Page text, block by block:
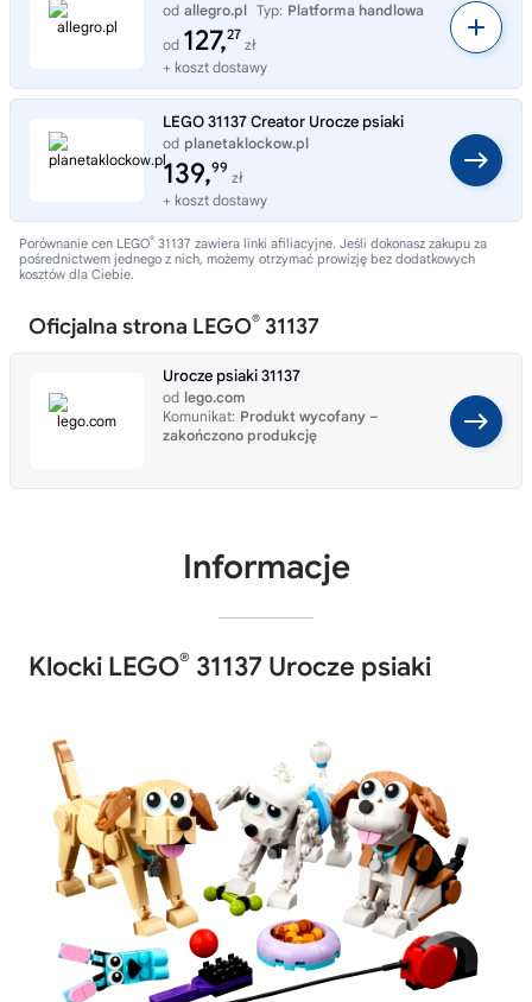
od allegro.pl Typ: Platforma handlowa
od 127,27
zł
+ koszt dostawy
LEGO 31137 Creator Urocze psiaki
od planetaklockow.pl
Typ: Sklep internetowy
139,99
zł
+ koszt dostawy
Porównanie cen LEGO® 31137 zawiera linki afiliacyjne. Jeśli dokonasz zakupu za
pośrednictwem jednego z nich, możemy otrzymać prowizję bez dodatkowych
kosztów dla Ciebie.
Oficjalna strona LEGO® 31137
Urocze psiaki 31137
od lego.com
Komunikat: Produkt wycofany –
zakończono produkcję
Informacje
Klocki LEGO® 31137 Urocze psiaki